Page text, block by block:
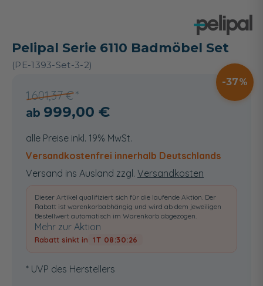
Pelipal Serie 6110 Badmöbel Set
(PE-1393-Set-3-2)
1.601,37 €
37
999,00 €
alle Preise inkl. 19% MwSt.
Versandkostenfrei innerhalb Deutschlands
Versand ins Ausland zzgl. Versandkosten
Dieser Artikel qualifiziert sich für die laufende Aktion. Der
Rabatt ist warenkorbabhängig und wird ab dem jeweiligen
Bestellwert automatisch im Warenkorb abgezogen.
Mehr zur Aktion
Rabatt sinkt in 1T 08:30:25
* UVP des Herstellers